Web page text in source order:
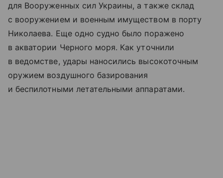
для Вооруженных сил Украины, а также склад
с вооружением и военным имуществом в порту
Николаева. Еще одно судно было поражено
в акватории Черного моря. Как уточнили
в ведомстве, удары наносились высокоточным
оружием воздушного базирования
и беспилотными летательными аппаратами.